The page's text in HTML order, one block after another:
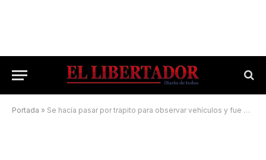
Portada » Se hacía pasar por trapito para observar vehículos y fue demorado